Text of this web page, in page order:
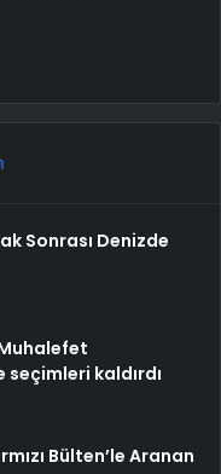
Sonrası Denizde
seçimleri kaldırdı
Bülten’le Aranan